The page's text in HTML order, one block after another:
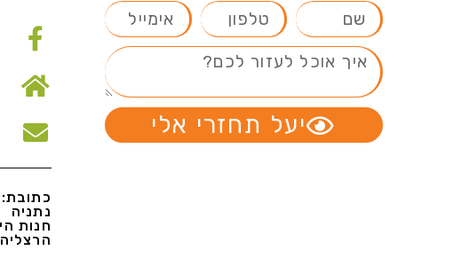
יעל תחזרי אלי
נתניה
הרצליה